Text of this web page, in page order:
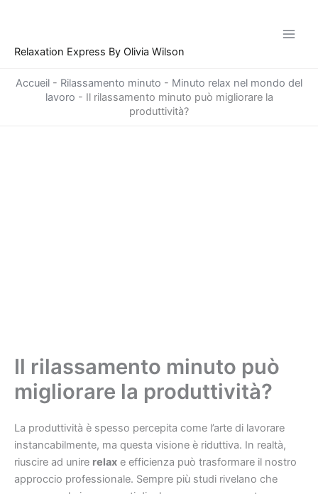
Relaxation Express By Olivia Wilson
Accueil - Rilassamento minuto - Minuto relax nel mondo del
lavoro - Il rilassamento minuto può migliorare la
produttività?
Il rilassamento minuto può
migliorare la produttività?
La produttività è spesso percepita come l’arte di lavorare
instancabilmente, ma questa visione è riduttiva. In realtà,
riuscire ad unire relax e efficienza può trasformare il nostro
approccio professionale. Sempre più studi rivelano che